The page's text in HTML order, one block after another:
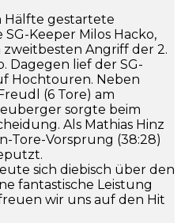
Hälfte gestartete
Keeper Milos Hacko,
Angriff der 2.
Dagegen lief der SG-
Hochtouren. Neben
(6 Tore) am
sorgte beim
Als Mathias Hinz
Tore-Vorsprung (38:28)
sich diebisch über den
fantastische Leistung
wir uns auf den Hit